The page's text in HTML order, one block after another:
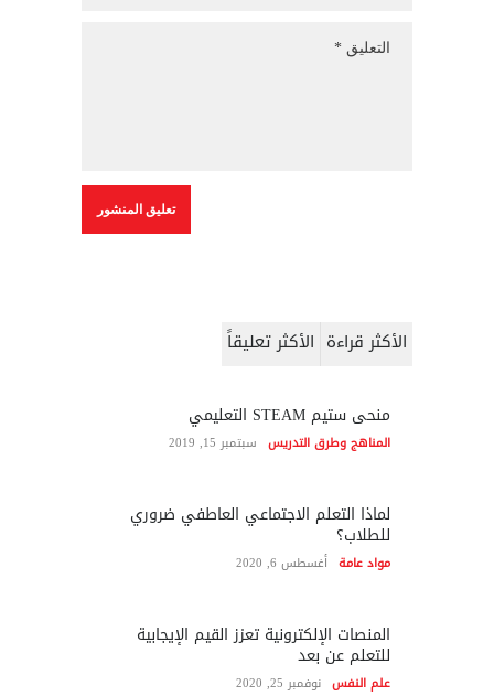
الأكثر قراءة الأكثر تعليقاً
منحى ستيم STEAM التعليمي
المناهج وطرق التدريس سبتمبر 15, 2019
لماذا التعلم الاجتماعي العاطفي ضروري
للطلاب؟
مواد عامة أغسطس 6, 2020
المنصات الإلكترونية تعزز القيم الإيجابية
للتعلم عن بعد
علم النفس نوفمبر 25, 2020